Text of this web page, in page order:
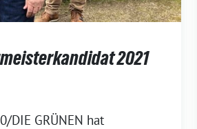
2021
DIE GRÜNEN hat